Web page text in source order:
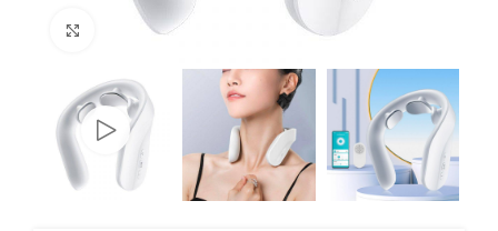
Нажмите, чтобы увеличить